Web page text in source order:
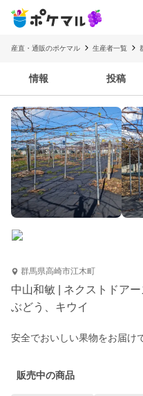
産直・通販のポケマル 生産者一覧
情報 投稿
群馬県高崎市江木町
中山和敏 | ネクストドア
ぶどう、キウイ
安全でおいしい果物をお届け
販売中の商品